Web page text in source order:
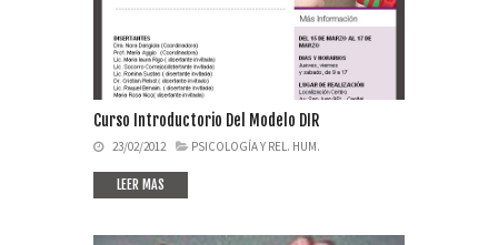
Curso Introductorio Del Modelo DIR
23/02/2012 PSICOLOGÍA Y REL. HUM.
LEER MAS